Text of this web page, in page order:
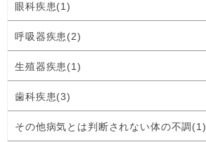
眼科疾患(1)
呼吸器疾患(2)
生殖器疾患(1)
歯科疾患(3)
その他病気とは判断されない体の不調(1)